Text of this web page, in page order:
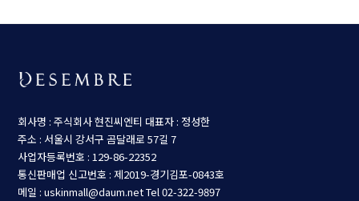
회사명 : 주식회사 현진씨엔티 대표자 : 정성한
주소 : 서울시 강서구 곰달래로 57길 7
사업자등록번호 : 129-86-22352
통신판매업 신고번호 : 제2019-경기김포-0843호
메일 : uskinmall@daum.netTel 02-322-9897